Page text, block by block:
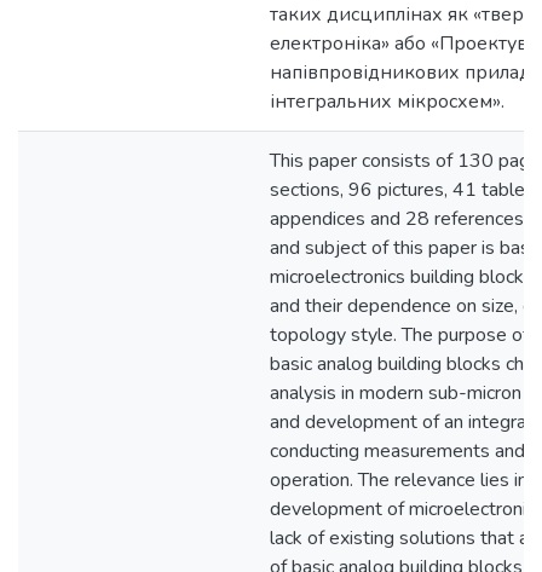
таких дисциплінах як
електроніка» або
напівпровідникових
інтегральних мікросхем».
This paper consists of 130
sections, 96 pictures, 41
appendices and 28 references.
and subject of this paper is
microelectronics building
and their dependence on size,
topology style. The purpose of
basic analog building blocks
analysis in modern sub-micron
and development of an
conducting measurements and
operation. The relevance lies in
development of
lack of existing solutions that